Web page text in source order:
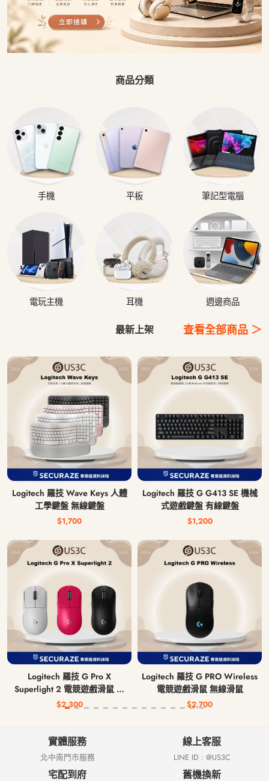
商品分類
手機 平板 筆記型電腦
電玩主機 耳機 週邊商品
最新上架 查看全部商品 ＞
Logitech 羅技 Wave Keys 人體
工學鍵盤 無線鍵盤
$1,700
Logitech 羅技 G G413 SE 機械
式遊戲鍵盤 有線鍵盤
$1,200
Logitech 羅技 G Pro X
Superlight 2 電競遊戲滑鼠 無
線滑鼠
$2,300
Logitech 羅技 G PRO Wireless
電競遊戲滑鼠 無線滑鼠
$2,700
實體服務
北中南門市服務
線上客服
LINE ID : @US3C
宅配到府 舊機換新